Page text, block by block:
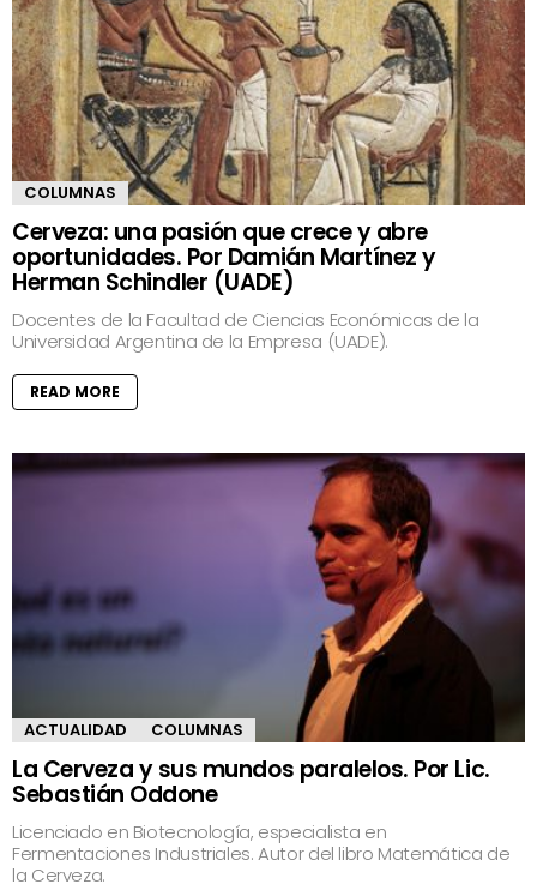
COLUMNAS
Cerveza: una pasión que crece y abre
oportunidades. Por Damián Martínez y
Herman Schindler (UADE)
Docentes de la Facultad de Ciencias Económicas de la
Universidad Argentina de la Empresa (UADE).
READ MORE
ACTUALIDAD COLUMNAS
La Cerveza y sus mundos paralelos. Por Lic.
Sebastián Oddone
Licenciado en Biotecnología, especialista en
Fermentaciones Industriales. Autor del libro Matemática de
la Cerveza.